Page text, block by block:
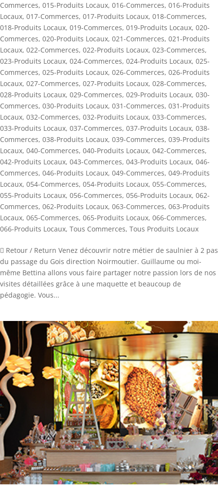
Commerces, 015-Produits Locaux, 016-Commerces, 016-Produits
Locaux, 017-Commerces, 017-Produits Locaux, 018-Commerces,
018-Produits Locaux, 019-Commerces, 019-Produits Locaux, 020-
Commerces, 020-Produits Locaux, 021-Commerces, 021-Produits
Locaux, 022-Commerces, 022-Produits Locaux, 023-Commerces,
023-Produits Locaux, 024-Commerces, 024-Produits Locaux, 025-
Commerces, 025-Produits Locaux, 026-Commerces, 026-Produits
Locaux, 027-Commerces, 027-Produits Locaux, 028-Commerces,
028-Produits Locaux, 029-Commerces, 029-Produits Locaux, 030-
Commerces, 030-Produits Locaux, 031-Commerces, 031-Produits
Locaux, 032-Commerces, 032-Produits Locaux, 033-Commerces,
033-Produits Locaux, 037-Commerces, 037-Produits Locaux, 038-
Commerces, 038-Produits Locaux, 039-Commerces, 039-Produits
Locaux, 040-Commerces, 040-Produits Locaux, 042-Commerces,
042-Produits Locaux, 043-Commerces, 043-Produits Locaux, 046-
Commerces, 046-Produits Locaux, 049-Commerces, 049-Produits
Locaux, 054-Commerces, 054-Produits Locaux, 055-Commerces,
055-Produits Locaux, 056-Commerces, 056-Produits Locaux, 062-
Commerces, 062-Produits Locaux, 063-Commerces, 063-Produits
Locaux, 065-Commerces, 065-Produits Locaux, 066-Commerces,
066-Produits Locaux, Tous Commerces, Tous Produits Locaux
 Retour / Return Venez découvrir notre métier de saulnier à 2 pas
du passage du Gois direction Noirmoutier. Guillaume ou moi-
même Bettina allons vous faire partager notre passion lors de nos
visites détaillées grâce à une maquette et beaucoup de
pédagogie. Vous...